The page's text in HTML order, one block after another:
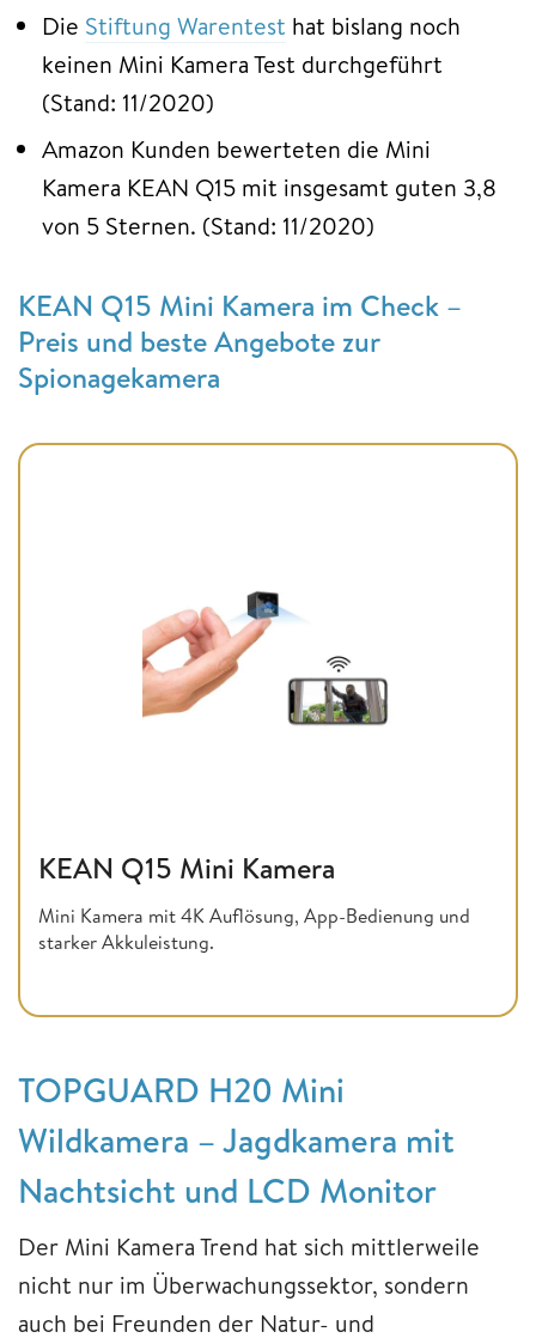
Die Stiftung Warentest hat bislang noch
keinen Mini Kamera Test durchgeführt
(Stand: 11/2020)
Amazon Kunden bewerteten die Mini
Kamera KEAN Q15 mit insgesamt guten 3,8
von 5 Sternen. (Stand: 11/2020)
KEAN Q15 Mini Kamera im Check –
Preis und beste Angebote zur
Spionagekamera
KEAN Q15 Mini Kamera
Mini Kamera mit 4K Auflösung, App-Bedienung und
starker Akkuleistung.
TOPGUARD H20 Mini
Wildkamera – Jagdkamera mit
Nachtsicht und LCD Monitor
Der Mini Kamera Trend hat sich mittlerweile
nicht nur im Überwachungssektor, sondern
auch bei Freunden der Natur- und